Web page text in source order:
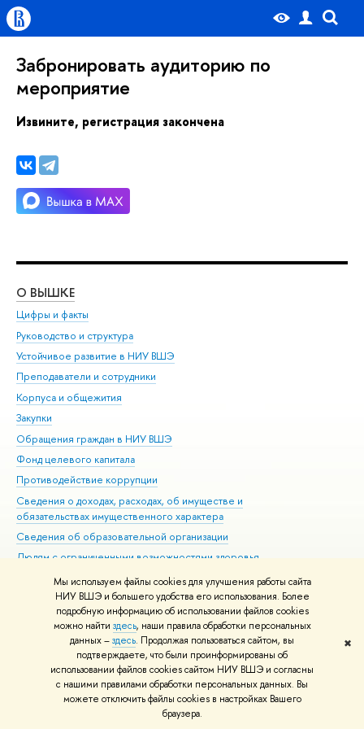
Мы используем файлы cookies для улучшения работы сайта
НИУ ВШЭ и большего удобства его использования. Более
подробную информацию об использовании файлов cookies
можно найти здесь, наши правила обработки персональных
данных –здесь. Продолжая пользоваться сайтом, вы
подтверждаете, что были проинформированы о
использовании файлов cookies сайтом НИУ ВШЭ и согласны
с нашими правилами обработки персональных данных. Вы
можете отключить файлы cookies в настройках Вашего
раузера.
✖
Забронировать аудиторию по
мероприятие
Извините, регистрация закончена
О ВЫШКЕ
Цифры и факты
Руководство и структура
Устойчивое развитие в НИУ ВШЭ
Преподаватели и сотрудники
Корпуса и общежития
Закупки
Обращения граждан в НИУ ВШЭ
Фонд целевого капитала
Противодействие коррупции
Сведения о доходах, расходах, об имуществе и
обязательствах имущественного характера
Сведения об образовательной организации
Людям с ограниченными возможностями здоровья
Единая платежная страница
Работа в Вышке
© НИУ ВШЭ 1993–2026 Адреса и контакты Условия использования
материало Политика конфиденциальности Карта сайта
Шрифты HSE Sans и HSE Slab разработаныШколе дизайна НИУ ВШЭ